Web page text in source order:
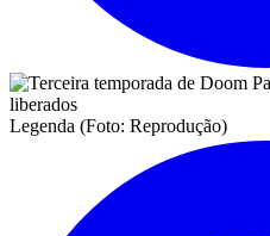
Legenda (Foto: Reprodução)